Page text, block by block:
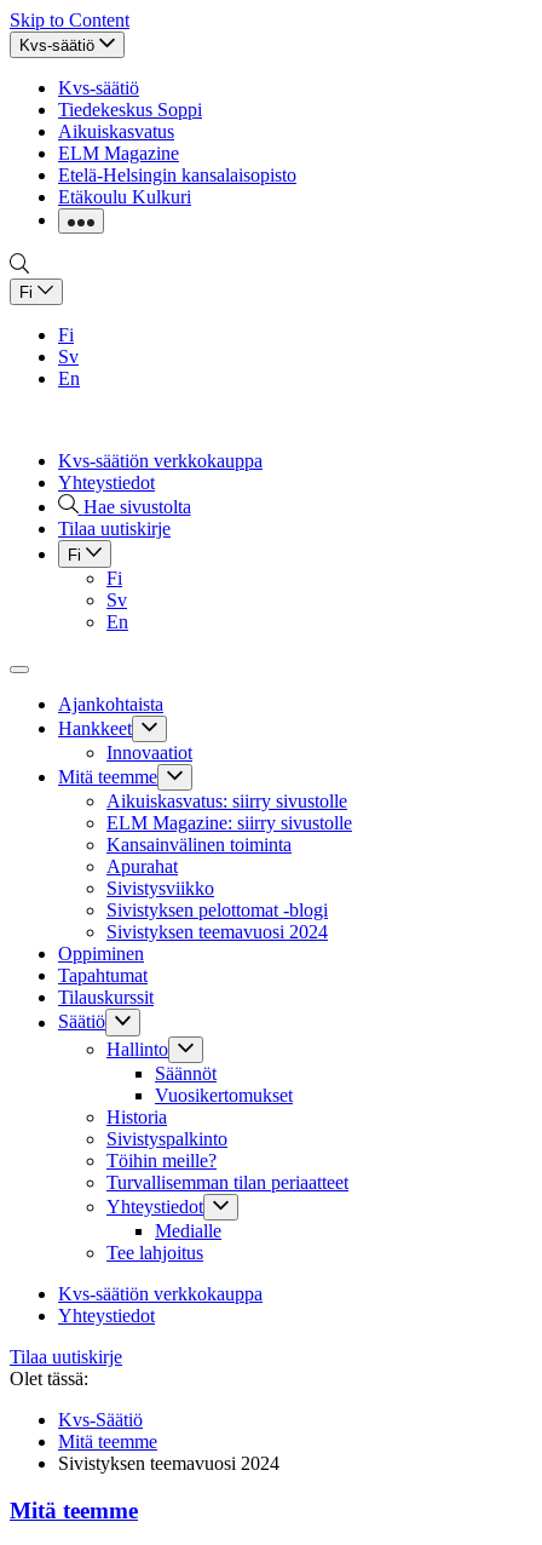
Skip to Content
Kvs-säätiö
Kvs-säätiö
Tiedekeskus Soppi
Aikuiskasvatus
ELM Magazine
Etelä-Helsingin kansalaisopisto
Etäkoulu Kulkuri
Fi
Fi
Sv
En
Kvs-säätiön verkkokauppa
Yhteystiedot
Hae sivustolta
Tilaa uutiskirje
Fi
Fi
Sv
En
Ajankohtaista
Hankkeet
Innovaatiot
Mitä teemme
Aikuiskasvatus: siirry sivustolle
ELM Magazine: siirry sivustolle
Kansainvälinen toiminta
Apurahat
Sivistysviikko
Sivistyksen pelottomat -blogi
Sivistyksen teemavuosi 2024
Oppiminen
Tapahtumat
Tilauskurssit
Säätiö
Hallinto
Säännöt
Vuosikertomukset
Historia
Sivistyspalkinto
Töihin meille?
Turvallisemman tilan periaatteet
Yhteystiedot
Medialle
Tee lahjoitus
Kvs-säätiön verkkokauppa
Yhteystiedot
Tilaa uutiskirje
Olet tässä:
Kvs-Säätiö
Mitä teemme
Sivistyksen teemavuosi 2024
Mitä teemme